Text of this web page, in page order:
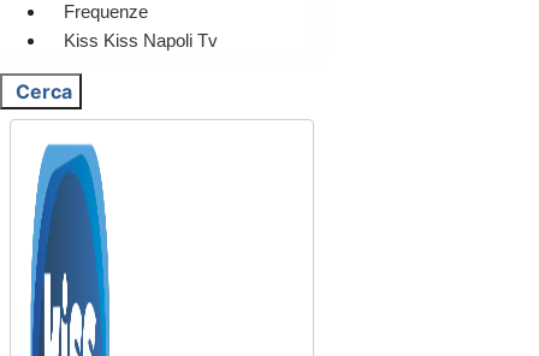
Frequenze
Kiss Kiss Napoli Tv
Cerca